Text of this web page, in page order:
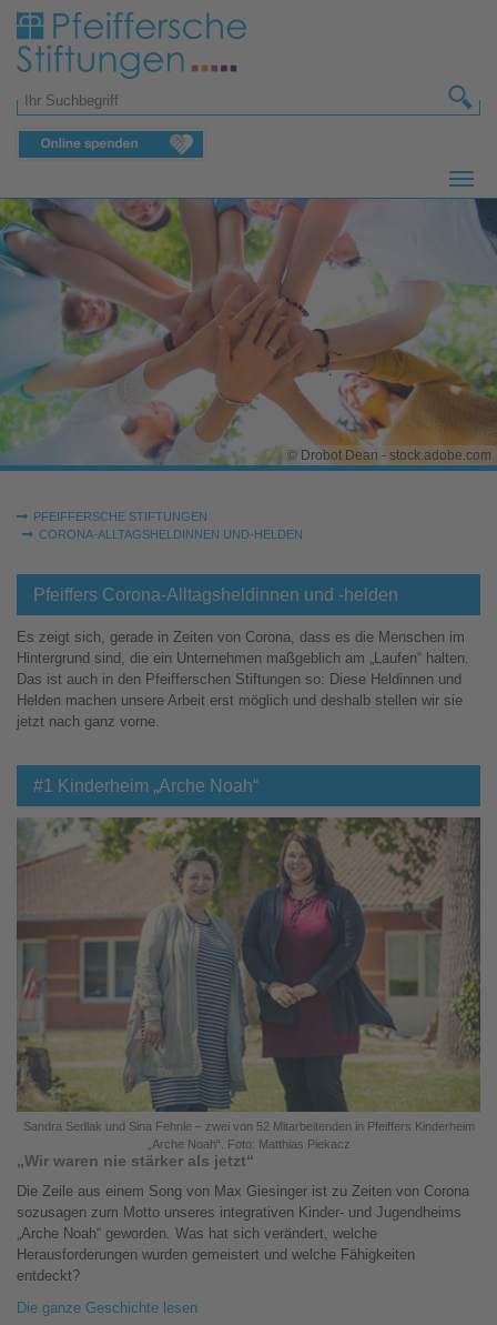
Zum Hauptinhalt springen
Suchformular
© Drobot Dean - stock.adobe.com
Sie sind hier:
PFEIFFERSCHE STIFTUNGEN
CORONA-ALLTAGSHELDINNEN UND-HELDEN
Pfeiffers Corona-Alltagsheldinnen und -helden
Es zeigt sich, gerade in Zeiten von Corona, dass es die Menschen im
Hintergrund sind, die ein Unternehmen maßgeblich am „Laufen“ halten.
Das ist auch in den Pfeifferschen Stiftungen so: Diese Heldinnen und
Helden machen unsere Arbeit erst möglich und deshalb stellen wir sie
jetzt nach ganz vorne.
#1 Kinderheim „Arche Noah“
Sandra Sedlak und Sina Fehnle – zwei von 52 Mitarbeitenden in Pfeiffers Kinderheim
„Arche Noah“. Foto: Matthias Piekacz
„Wir waren nie stärker als jetzt“
Die Zeile aus einem Song von Max Giesinger ist zu Zeiten von Corona
sozusagen zum Motto unseres integrativen Kinder- und Jugendheims
„Arche Noah“ geworden. Was hat sich verändert, welche
Herausforderungen wurden gemeistert und welche Fähigkeiten
entdeckt?
Die ganze Geschichte lesen